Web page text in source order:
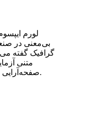
لورم
بی‌معنی در
گرافیک گفته
متنی
صفحه‌آرایی و طراحی گرافیک گفته می‌شود.